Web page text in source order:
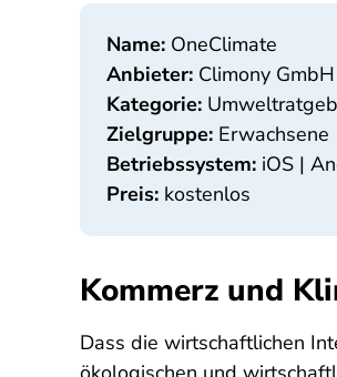
Name: OneClimate
Anbieter: Climony
Kategorie:
Zielgruppe: Erwachsene
Betriebssystem: iOS |
Preis: kostenlos
Kommerz und
Dass die wirtschaftlichen